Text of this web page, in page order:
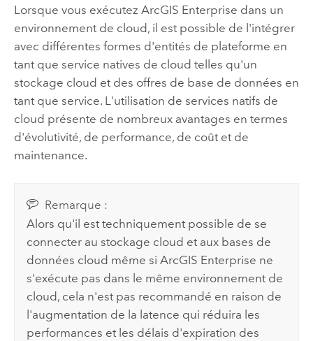
Lorsque vous exécutez ArcGIS Enterprise dans un
environnement de cloud, il est possible de l'intégrer
avec différentes formes d'entités de plateforme en
tant que service natives de cloud telles qu'un
stockage cloud et des offres de base de données en
tant que service. L'utilisation de services natifs de
cloud présente de nombreux avantages en termes
d'évolutivité, de performance, de coût et de
maintenance.
Remarque :
Alors qu'il est techniquement possible de se
connecter au stockage cloud et aux bases de
données cloud même siArcGIS Enterprise ne
s'exécute pas dans le même environnement de
cloud, cela n'est pas recommandé en raison de
l'augmentation de la latence qui réduira les
performances et les délais d'expiration des